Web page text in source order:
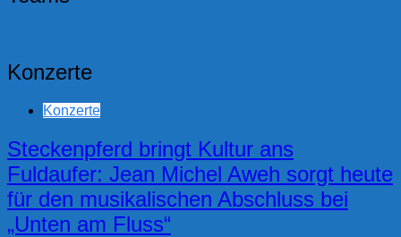
Konzerte
Konzerte
Steckenpferd bringt Kultur ans
Fuldaufer: Jean Michel Aweh sorgt heute
für den musikalischen Abschluss bei
„Unten am Fluss“